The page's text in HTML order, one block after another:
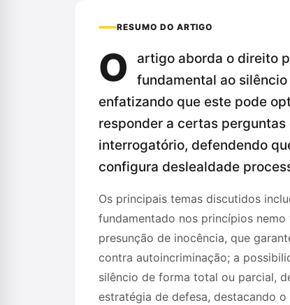
RESUMO DO ARTIGO
O
artigo aborda o direito
fundamental ao
enfatizando que este pode
responder a certas perguntas
interrogatório, defendendo
configura deslealdade
Os principais temas discutidos
fundamentado nos princípios
presunção de inocência, que
contra autoincriminação; a
silêncio de forma total ou parcial,
estratégia de defesa, destacando